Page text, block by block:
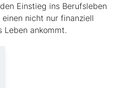
Einstieg ins Berufsleben
nicht nur finanziell
ankommt.